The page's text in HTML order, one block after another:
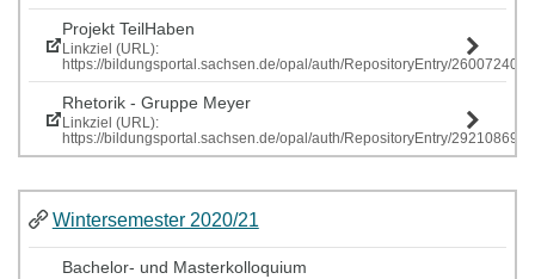
Projekt TeilHaben
Linkziel (URL):
https://bildungsportal.sachsen.de/opal/auth/RepositoryEntry/
Rhetorik - Gruppe Meyer
Linkziel (URL):
https://bildungsportal.sachsen.de/opal/auth/RepositoryEntry/
Wintersemester 2020/21
Bachelor- und Masterkolloquium